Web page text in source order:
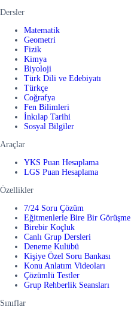
Dersler
Matematik
Geometri
Fizik
Kimya
Biyoloji
Türk Dili ve Edebiyatı
Türkçe
Coğrafya
Fen Bilimleri
İnkılap Tarihi
Sosyal Bilgiler
Araçlar
YKS Puan Hesaplama
LGS Puan Hesaplama
Özellikler
7/24 Soru Çözüm
Eğitmenlerle Bire Bir Görüşme
Birebir Koçluk
Canlı Grup Dersleri
Deneme Kulübü
Kişiye Özel Soru Bankası
Konu Anlatım Videoları
Çözümlü Testler
Grup Rehberlik Seansları
Sınıflar